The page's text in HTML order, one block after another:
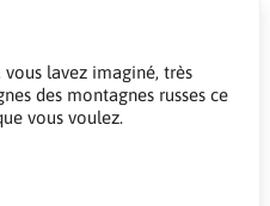
lavez imaginé, très
des montagnes russes ce
vous voulez.